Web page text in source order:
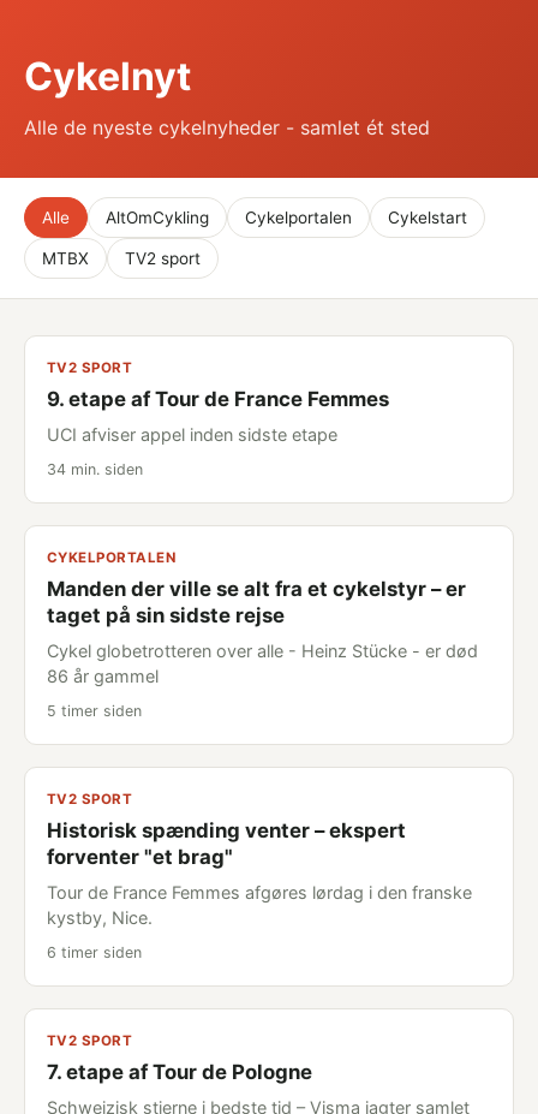
Cykelnyt
Alle de nyeste cykelnyheder - samlet ét sted
Alle AltOmCykling Cykelportalen Cykelstart
MTBX TV2 sport
TV2 SPORT
9. etape af Tour de France Femmes
UCI afviser appel inden sidste etape
34 min. siden
CYKELPORTALEN
Manden der ville se alt fra et cykelstyr – er
taget på sin sidste rejse
Cykel globetrotteren over alle - Heinz Stücke - er død
86 år gammel
5 timer siden
TV2 SPORT
Historisk spænding venter – ekspert
forventer "et brag"
Tour de France Femmes afgøres lørdag i den franske
kystby, Nice.
6 timer siden
TV2 SPORT
7. etape af Tour de Pologne
Schweizisk stjerne i bedste tid – Visma jagter samlet